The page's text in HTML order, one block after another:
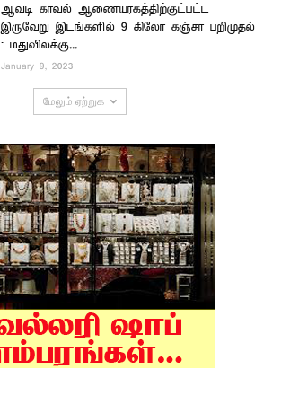
ஆவடி காவல் ஆணையரகத்திற்குட்பட்ட
இருவேறு இடங்களில் 9 கிலோ கஞ்சா பறிமுதல்
: மதுவிலக்கு...
January 9, 2023
மேலும் ஏற்றுக